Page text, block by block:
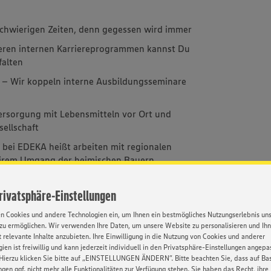
Einstellungen
Cookies und andere Technologien ein, um Ihnen ein bestmögliches Nutzungserlebnis
ermöglichen. Wir verwenden Ihre Daten, um unsere Website zu personalisieren und
relevante Inhalte anzubieten. Ihre Einwilligung in die Nutzung von Cookies und anderer
ist freiwillig und kann jederzeit individuell in den Privatsphäre-Einstellungen
klicken Sie bitte auf „EINSTELLUNGEN ÄNDERN”. Bitte beachten Sie, dass auf
ggf. nicht mehr alle Funktionalitäten zur Verfügung stehen. Sie haben das Recht, ihre
Zeiten, denn gegessen wird immer
internen Karriereprogrammen kannst Du
Wir koppeln interne Ausbildungsseminare
mit Lebensmitteln vor Ort und
EDEKA heißt arbeiten mit regionalen
Umgang der heimischen Bauern
Weiterbildung